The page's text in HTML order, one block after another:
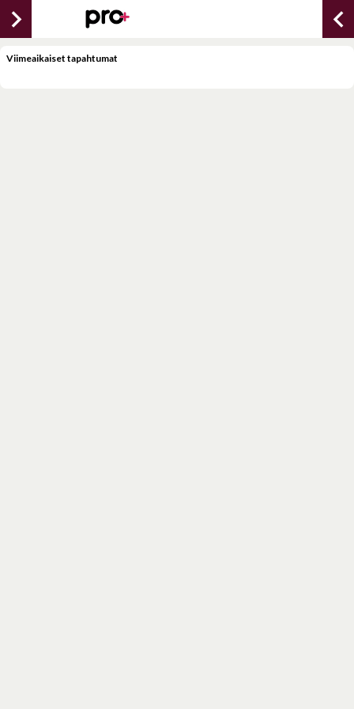
chevron_right chevron_left
Viimeaikaiset tapahtumat